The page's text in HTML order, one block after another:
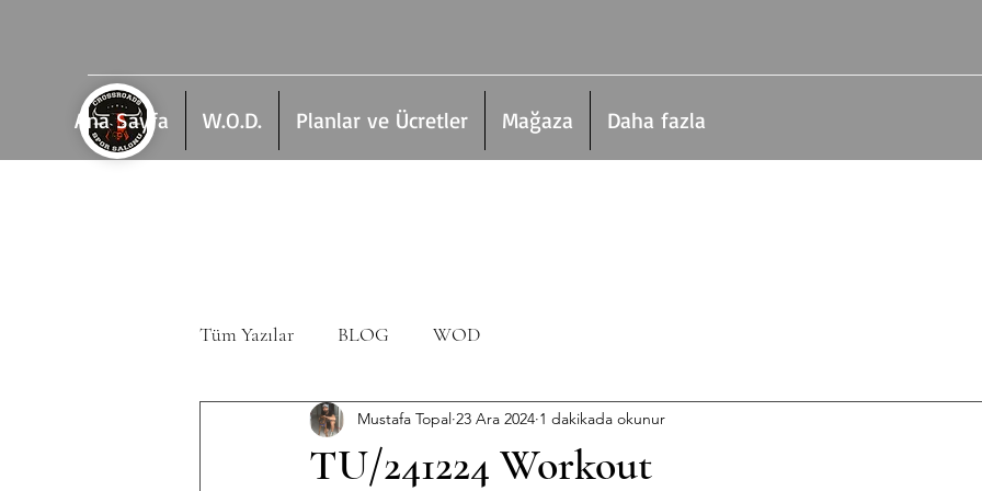
Ana Sayfa W.O.D. Planlar ve Ücretler Mağaza Daha fazla
Tüm Yazılar BLOG WOD
TU/241224 Workout
Mustafa Topal 23 Ara 2024 1 dakikada okunur